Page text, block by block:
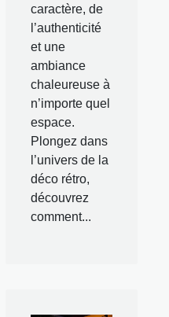
caractère, de
l’authenticité
et une
ambiance
chaleureuse à
n’importe quel
espace.
Plongez dans
l’univers de la
déco rétro,
découvrez
comment...